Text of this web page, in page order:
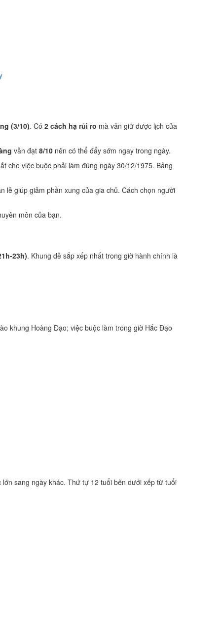
(3/10). Có 2 cách hạ rủi ro mà vẫn giữ được lịch của
vẫn đạt 8/10 nên có thể đẩy sớm ngay trong ngày.
cho việc buộc phải làm đúng ngày 30/12/1975. Bảng
lễ giúp giảm phần xung của gia chủ. Cách chọn người
môn của bạn.
23h). Khung dễ sắp xếp nhất trong giờ hành chính là
khung Hoàng Đạo; việc buộc làm trong giờ Hắc Đạo
sang ngày khác. Thứ tự 12 tuổi bên dưới xếp từ tuổi